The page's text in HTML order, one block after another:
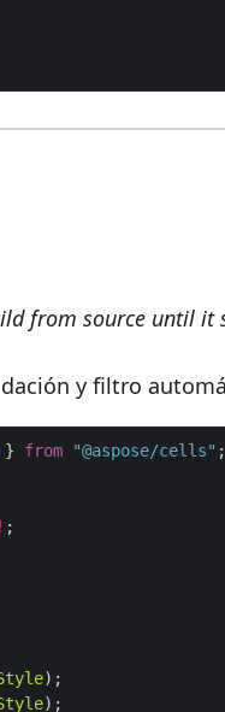
from source until it
y filtro
} from "@aspose/cells"
!